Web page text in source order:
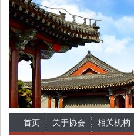
首页 关于协会 相关机构